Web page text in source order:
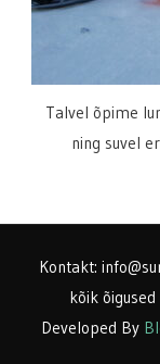
Talvel õpime
ning suvel
Kontakt:
kõik
Developed By